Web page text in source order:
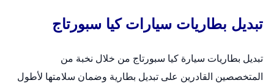
تبديل بطاريات سيارات كيا سبورتاج
تبديل بطاريات سيارة كيا سبورتاج من خلال نخبة من
المتخصصين القادرين على تبديل بطارية وضمان سلامتها لأطول